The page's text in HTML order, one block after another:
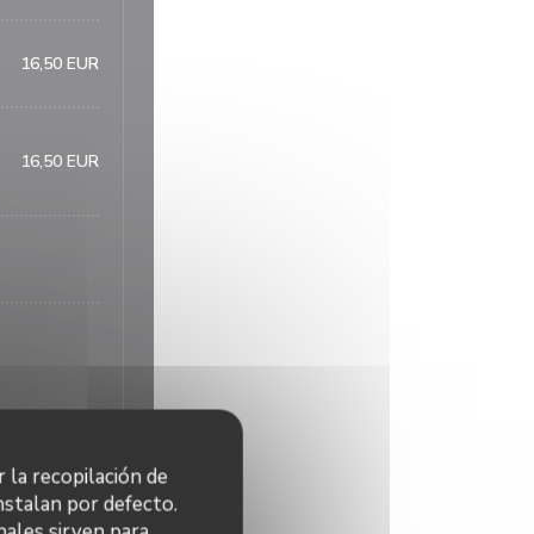
la recopilación de
por defecto.
16,50 EUR
16,50 EUR
16,50 EUR